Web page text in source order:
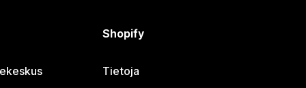
Shopify
Tietoja